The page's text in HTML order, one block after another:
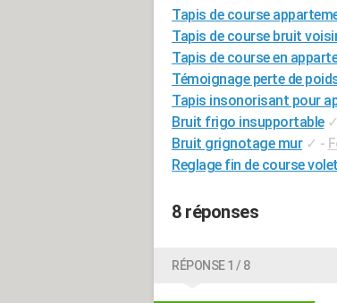
Tapis de course
Tapis de course bruit
Tapis de course en
Témoignage perte de
Tapis insonorisant pour
Bruit frigo insupportable ✓
Bruit grignotage mur ✓ -
Reglage fin de course
8 réponses
RÉPONSE 1 / 8